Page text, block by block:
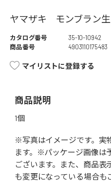
ヤマザキ モンブラン
カタログ番号
35-10-10942
商品番号
4903110175483
マイリストに登録する
商品説明
1個
※写真はイメージです。実
ます。※パッケージ画像は
ございます。また、商品表
も変更になっている場合も